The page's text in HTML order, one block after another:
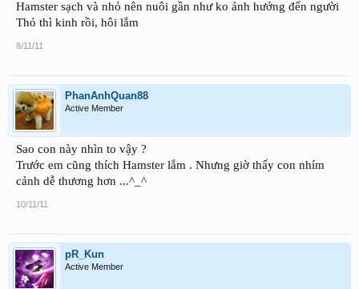
Hamster sạch và nhỏ nên nuôi gần như ko ảnh hưởng đến người
Thỏ thì kinh rồi, hôi lắm
8/11/11
PhanAnhQuan88
Active Member
Sao con này nhìn to vậy ?
Trước em cũng thích Hamster lắm . Nhưng giờ thấy con nhím
cảnh dễ thương hơn ...^_^
10/11/11
pR_Kun
Active Member